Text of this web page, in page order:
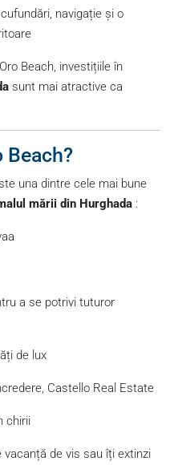
navigație și o
Beach, investițiile în
sunt mai atractive ca
Beach?
una dintre cele mai bune
mării din Hurghada :
a se potrivi tuturor
de lux
Castello Real Estate
chirii
de vis sau îți extinzi